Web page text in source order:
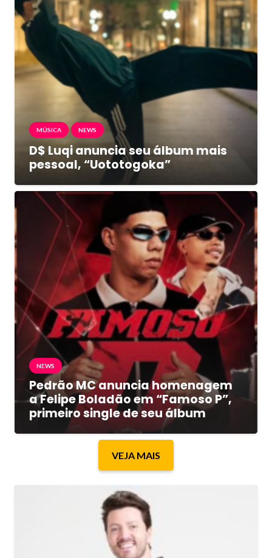
MÚSICA NEWS
D$ Luqi anuncia seu álbum mais
pessoal, “Uototogoka”
NEWS
Pedrão MC anuncia homenagem
a Felipe Boladão em “Famoso P”,
primeiro single de seu álbum
VEJA MAIS